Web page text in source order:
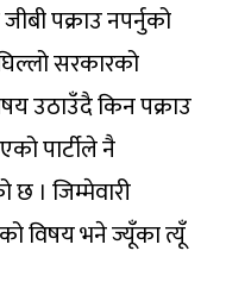
पक्राउ नपर्नुको
सरकारको
उठाउँदै किन पक्राउ
पार्टीले नै
छ । जिम्मेवारी
विषय भने ज्यूँका त्यूँ